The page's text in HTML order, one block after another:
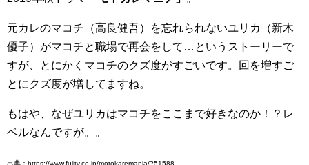
元カレのマコチ（高良健吾）を忘れられないユリカ（新木
優子）がマコチと職場で再会をして…というストーリーで
すが、とにかくマコチのクズ度がすごいです。回を増すご
とにクズ度が増してますね。
もはや、なぜユリカはマコチをここまで好きなのか！？レ
ベルなんですが。。
出典：https://www.fujitv.co.jp/motokaremania/?51588